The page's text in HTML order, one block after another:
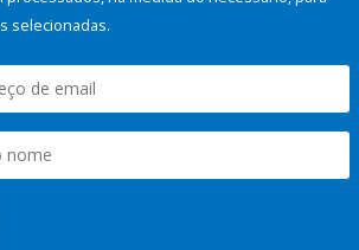
selecionadas.